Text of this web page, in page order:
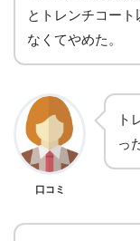
とトレンチコー
なくてやめた。
口コミ
ト
っ